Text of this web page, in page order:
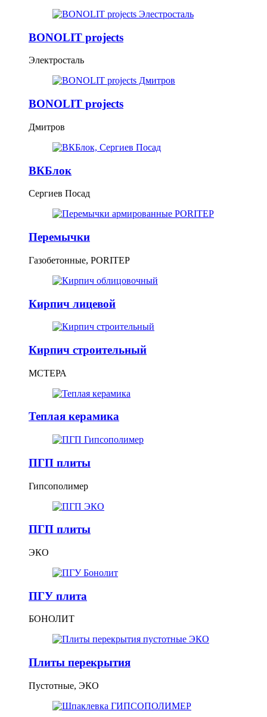
BONOLIT projects
Электросталь
BONOLIT projects
Дмитров
ВКБлок
Сергиев Посад
Перемычки
Газобетонные, PORITEP
Кирпич лицевой
Кирпич строительный
МСТЕРА
Теплая керамика
ПГП плиты
Гипсополимер
ПГП плиты
ЭКО
ПГУ плита
БОНОЛИТ
Плиты перекрытия
Пустотные, ЭКО